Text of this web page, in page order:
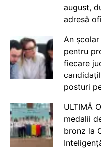
august,
adresă
An
pentru
fiecare
posturi
ULTIMĂ
medalii
bronz la